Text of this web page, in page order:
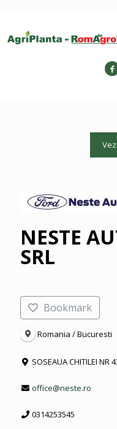
NESTE
SRL
Bookmark
Romania / Bucuresti
SOSEAUA CHITILEI NR
office@neste.ro
0314253545